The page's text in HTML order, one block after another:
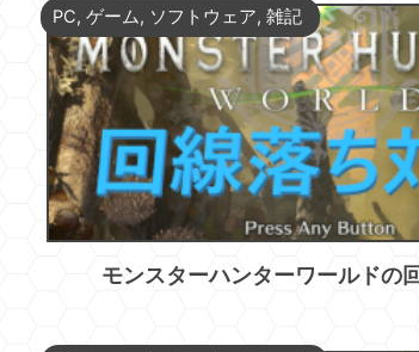
PC, ゲーム, ソフトウェア, 雑記
モンスターハンターワールドの